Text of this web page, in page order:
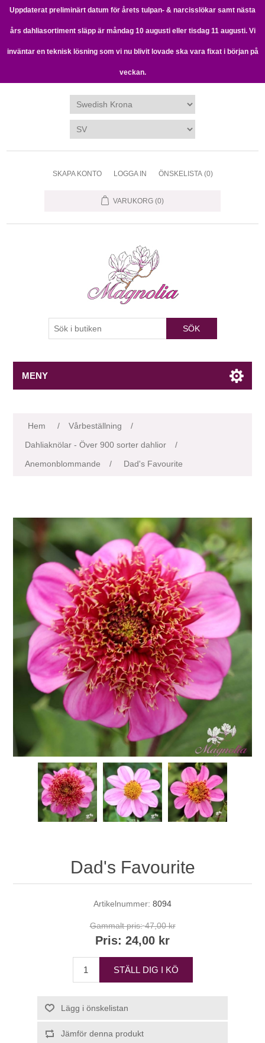
Uppdaterat preliminärt datum för årets tulpan- & narcisslökar samt nästa
års dahliasortiment släpp är måndag 10 augusti eller tisdag 11 augusti. Vi
inväntar en teknisk lösning som vi nu blivit lovade ska vara fixat i början på
veckan.
SKAPA KONTO LOGGA IN ÖNSKELISTA (0)
VARUKORG (0)
SÖK
MENY
Hem / Vårbeställning
/
Dahliaknölar - Över 900 sorter dahlior
/
Anemonblommande
/ Dad's Favourite
Dad's Favourite
Artikelnummer: 8094
Gammalt pris: 47,00 kr
Pris: 24,00 kr
STÄLL DIG I KÖ
Lägg i önskelistan
Jämför denna produkt